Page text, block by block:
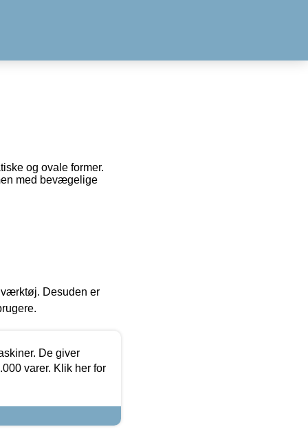
og ovale former.
med bevægelige
værktøj. Desuden er
De giver
varer. Klik her for